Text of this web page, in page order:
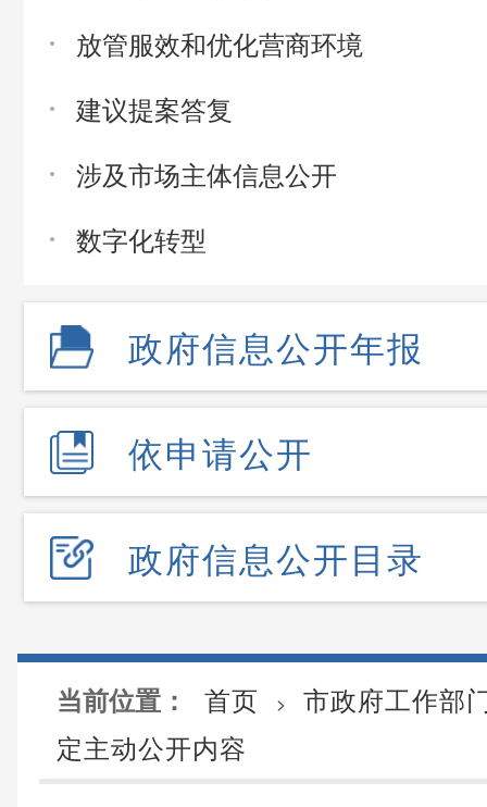
放管服效和优化营商环境
建议提案答复
涉及市场主体信息公开
数字化转型
政府信息公开年报
依申请公开
政府信息公开目录
当前位置： 首页 >
市政府工作部
定主动公开内容